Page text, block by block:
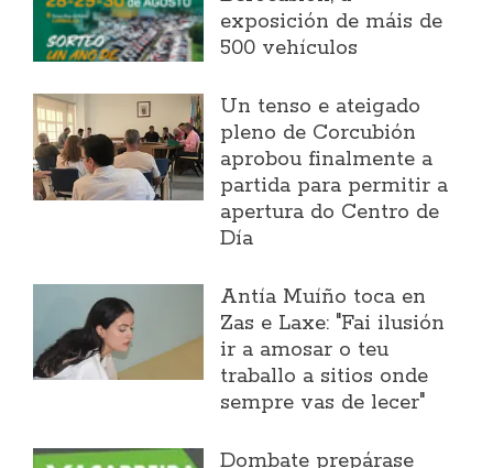
exposición de máis de
500 vehículos
Un tenso e ateigado
pleno de Corcubión
aprobou finalmente a
partida para permitir a
apertura do Centro de
Día
Antía Muíño toca en
Zas e Laxe: "Fai ilusión
ir a amosar o teu
traballo a sitios onde
sempre vas de lecer"
Dombate prepárase